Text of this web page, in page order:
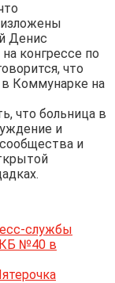
Денис
конгрессе по
что
в Коммунарке на
что больница в
и
и
службы
№40 в